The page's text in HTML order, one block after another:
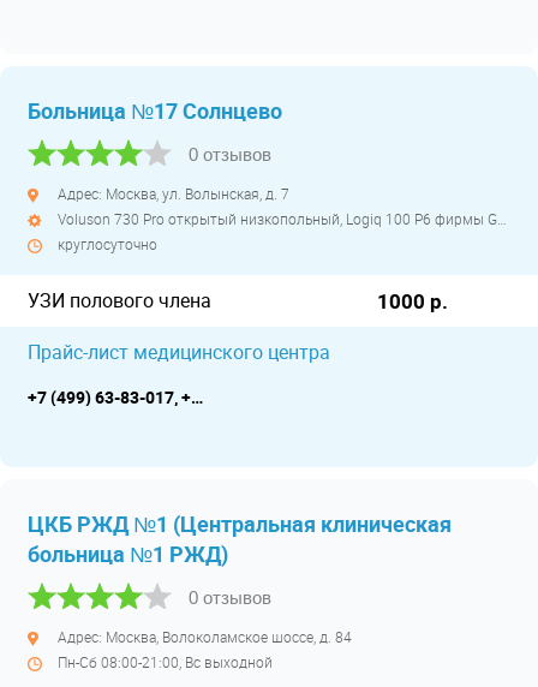
Больница №17 Солнцево
0 отзывов
Адрес: Москва, ул. Волынская, д. 7
круглосуточно
УЗИ полового члена 1000 р.
Прайс-лист медицинского центра
+7 (499) 63-83-017, +7 (964) 503-17-17
ЦКБ РЖД №1 (Центральная клиническая
больница №1 РЖД)
0 отзывов
Адрес: Москва, Волоколамское шоссе, д. 84
Пн-Сб 08:00-21:00, Вс выходной